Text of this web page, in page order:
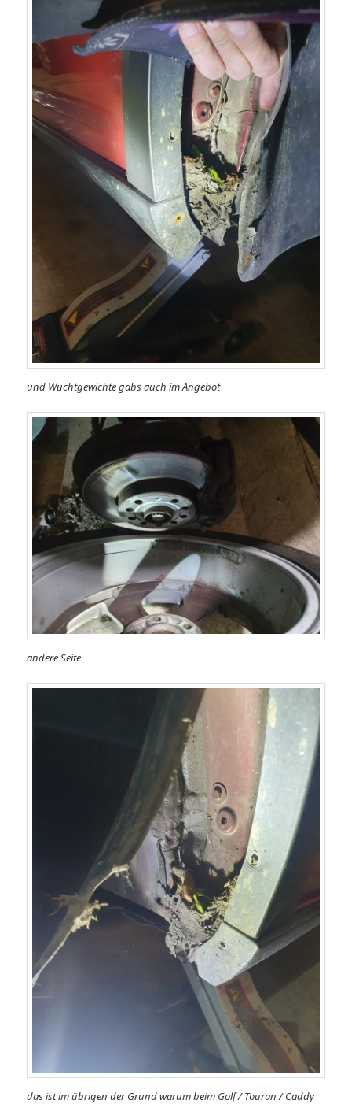
und Wuchtgewichte gabs auch im Angebot
andere Seite
das ist im übrigen der Grund warum beim Golf / Touran / Caddy